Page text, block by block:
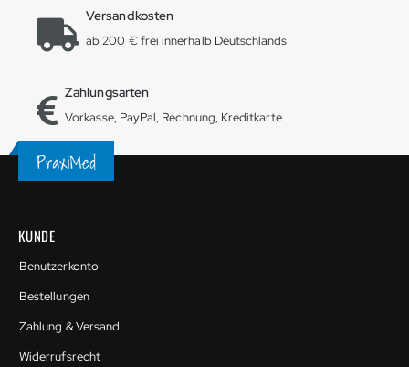
Versandkosten
ab 200 € frei innerhalb Deutschlands
Zahlungsarten
Vorkasse, PayPal, Rechnung, Kreditkarte
KUNDE
Benutzerkonto
Bestellungen
Zahlung & Versand
Widerrufsrecht